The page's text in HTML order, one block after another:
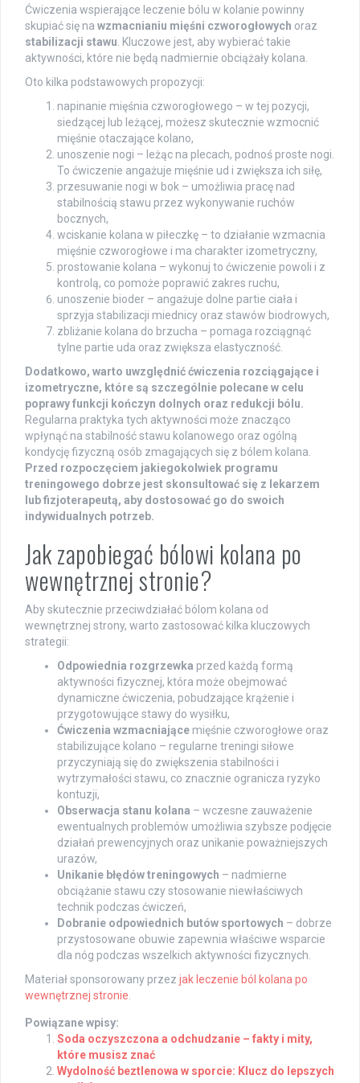
Ćwiczenia wspierające leczenie bólu w kolanie powinny
skupiać się na wzmacnianiu mięśni czworogłowych oraz
stabilizacji stawu. Kluczowe jest, aby wybierać takie
aktywności, które nie będą nadmiernie obciążały kolana.
Oto kilka podstawowych propozycji:
napinanie mięśnia czworogłowego – w tej pozycji,
siedzącej lub leżącej, możesz skutecznie wzmocnić
mięśnie otaczające kolano,
unoszenie nogi – leżąc na plecach, podnoś proste nogi.
To ćwiczenie angażuje mięśnie ud i zwiększa ich siłę,
przesuwanie nogi w bok – umożliwia pracę nad
stabilnością stawu przez wykonywanie ruchów
bocznych,
wciskanie kolana w piłeczkę – to działanie wzmacnia
mięśnie czworogłowe i ma charakter izometryczny,
prostowanie kolana – wykonuj to ćwiczenie powoli i z
kontrolą, co pomoże poprawić zakres ruchu,
unoszenie bioder – angażuje dolne partie ciała i
sprzyja stabilizacji miednicy oraz stawów biodrowych,
zbliżanie kolana do brzucha – pomaga rozciągnąć
tylne partie uda oraz zwiększa elastyczność.
Dodatkowo, warto uwzględnić ćwiczenia rozciągające i
izometryczne, które są szczególnie polecane w celu
poprawy funkcji kończyn dolnych oraz redukcji bólu.
Regularna praktyka tych aktywności może znacząco
wpłynąć na stabilność stawu kolanowego oraz ogólną
kondycję fizyczną osób zmagających się z bólem kolana.
Przed rozpoczęciem jakiegokolwiek programu
treningowego dobrze jest skonsultować się z lekarzem
lub fizjoterapeutą, aby dostosować go do swoich
indywidualnych potrzeb.
Jak zapobiegać bólowi kolana po
wewnętrznej stronie?
Aby skutecznie przeciwdziałać bólom kolana od
wewnętrznej strony, warto zastosować kilka kluczowych
strategii:
Odpowiednia rozgrzewka przed każdą formą
aktywności fizycznej, która może obejmować
dynamiczne ćwiczenia, pobudzające krążenie i
przygotowujące stawy do wysiłku,
Ćwiczenia wzmacniające mięśnie czworogłowe oraz
stabilizujące kolano – regularne treningi siłowe
przyczyniają się do zwiększenia stabilności i
wytrzymałości stawu, co znacznie ogranicza ryzyko
kontuzji,
Obserwacja stanu kolana – wczesne zauważenie
ewentualnych problemów umożliwia szybsze podjęcie
działań prewencyjnych oraz unikanie poważniejszych
urazów,
Unikanie błędów treningowych – nadmierne
obciążanie stawu czy stosowanie niewłaściwych
technik podczas ćwiczeń,
Dobranie odpowiednich butów sportowych – dobrze
przystosowane obuwie zapewnia właściwe wsparcie
dla nóg podczas wszelkich aktywności fizycznych.
Materiał sponsorowany przez jak leczenie ból kolana po
wewnętrznej stronie.
Powiązane wpisy:
Soda oczyszczona a odchudzanie – fakty i mity,
które musisz znać
Wydolność beztlenowa w sporcie: Klucz do lepszych